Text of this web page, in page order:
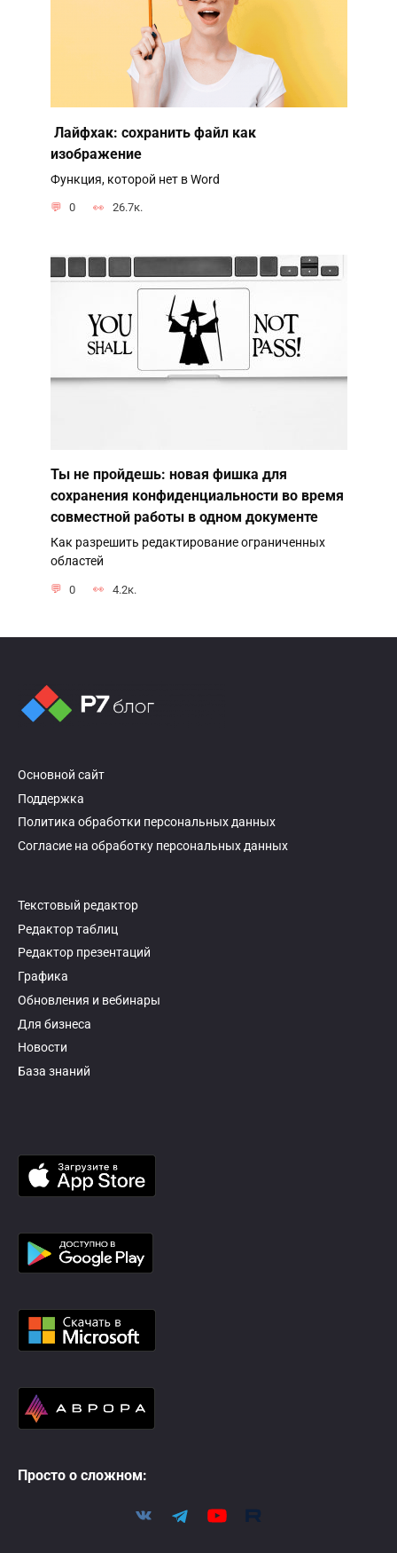
Лайфхак: сохранить файл как
изображение
Функция, которой нет в Word
0 26.7к.
Ты не пройдешь: новая фишка для
сохранения конфиденциальности во время
совместной работы в одном документе
Как разрешить редактирование ограниченных
областей
0 4.2к.
Основной сайт
Поддержка
Политика обработки персональных данных
Согласие на обработку персональных данных
Текстовый редактор
Редактор таблиц
Редактор презентаций
Графика
Обновления и вебинары
Для бизнеса
Новости
База знаний
Просто о сложном: